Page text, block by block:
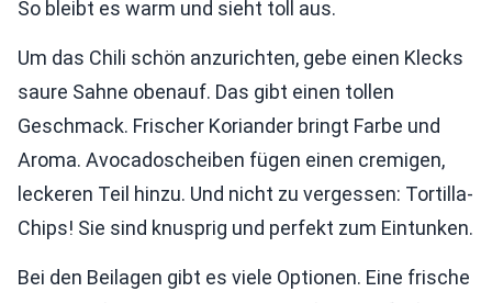
So bleibt es warm und sieht toll aus.
Um das Chili schön anzurichten, gebe einen Klecks
saure Sahne obenauf. Das gibt einen tollen
Geschmack. Frischer Koriander bringt Farbe und
Aroma. Avocadoscheiben fügen einen cremigen,
leckeren Teil hinzu. Und nicht zu vergessen: Tortilla-
Chips! Sie sind knusprig und perfekt zum Eintunken.
Bei den Beilagen gibt es viele Optionen. Eine frische